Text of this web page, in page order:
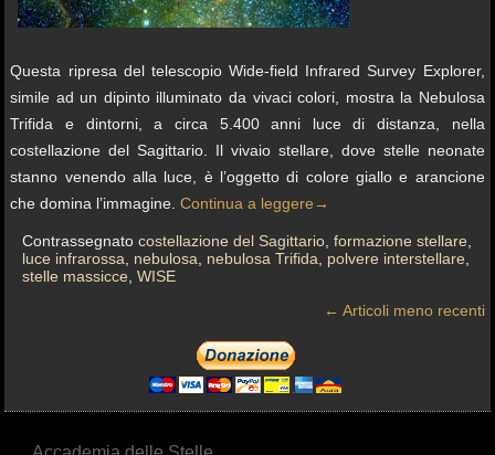
Questa ripresa del telescopio Wide-field Infrared Survey Explorer,
simile ad un dipinto illuminato da vivaci colori, mostra la Nebulosa
Trifida e dintorni, a circa 5.400 anni luce di distanza, nella
costellazione del Sagittario. Il vivaio stellare, dove stelle neonate
stanno venendo alla luce, è l’oggetto di colore giallo e arancione
che domina l’immagine.Continua a leggere →
Contrassegnato costellazione del Sagittario,formazione stellare,
luce infrarossa, nebulosa, nebulosa Trifida, polvere interstellare,
stelle massicce,WISE
← Articoli meno recenti